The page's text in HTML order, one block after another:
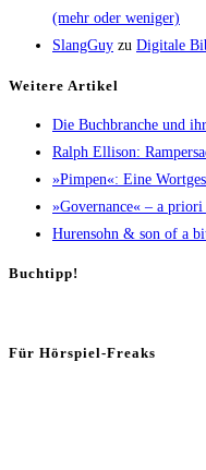
(mehr oder weniger)
SlangGuy zu Digi­ta­le
Wei­te­re Artikel
Die Buch­bran­che und
Ralph Elli­son:
»Pim­pen«: Eine
»Gover­nan­ce« – a prio­ri
Huren­sohn & son of a
Buch­tipp!
Für Hör­spiel-Freaks